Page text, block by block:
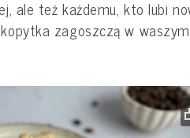
ale też każdemu, kto lubi
zagoszczą w waszym